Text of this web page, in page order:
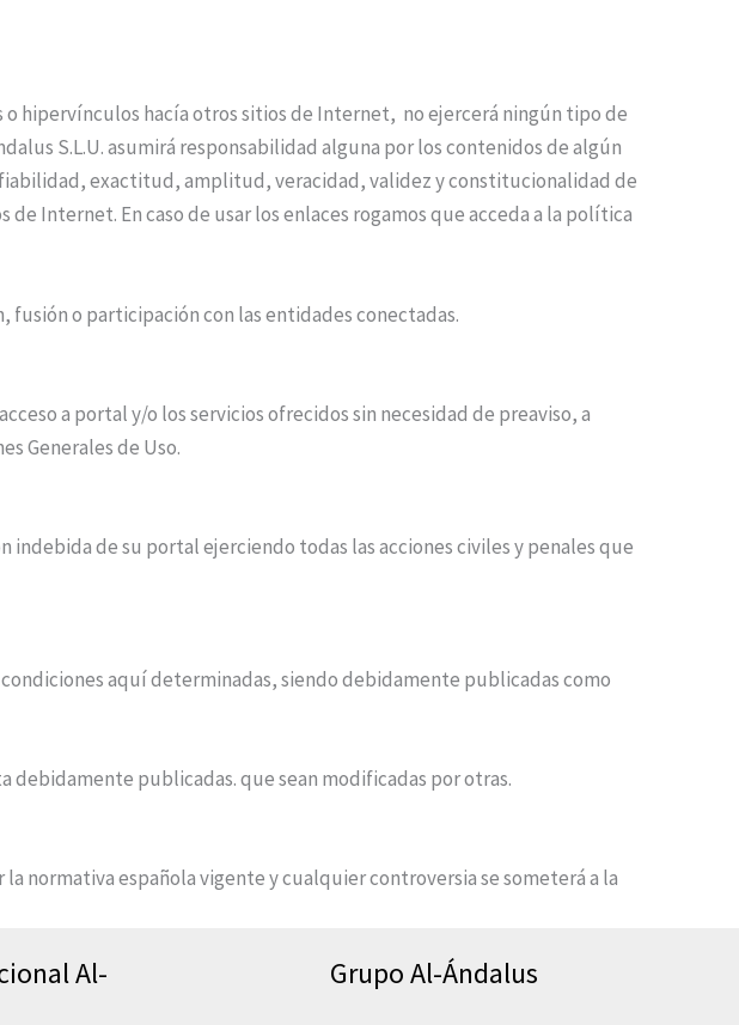
o hipervínculos hacía otros sitios de Internet, no ejercerá ningún tipo de
S.L.U. asumirá responsabilidad alguna por los contenidos de algún
exactitud, amplitud, veracidad, validez y constitucionalidad de
Internet. En caso de usar los enlaces rogamos que acceda a la política
o participación con las entidades conectadas.
a portal y/o los servicios ofrecidos sin necesidad de preaviso, a
Generales de Uso.
de su portal ejerciendo todas las acciones civiles y penales que
aquí determinadas, siendo debidamente publicadas como
debidamente publicadas. que sean modificadas por otras.
normativa española vigente y cualquier controversia se someterá a la
Al-
Grupo Al-Ándalus